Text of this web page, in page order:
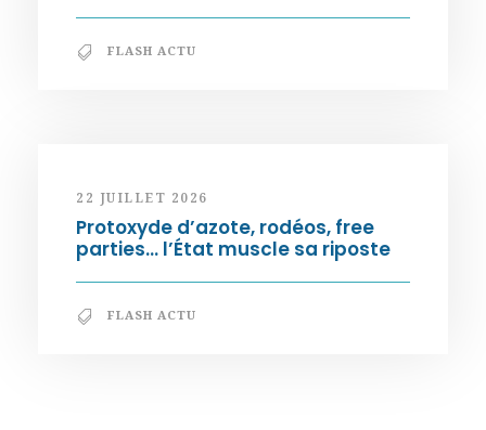
FLASH ACTU
22 JUILLET 2026
Protoxyde d’azote, rodéos, free
parties… l’État muscle sa riposte
FLASH ACTU